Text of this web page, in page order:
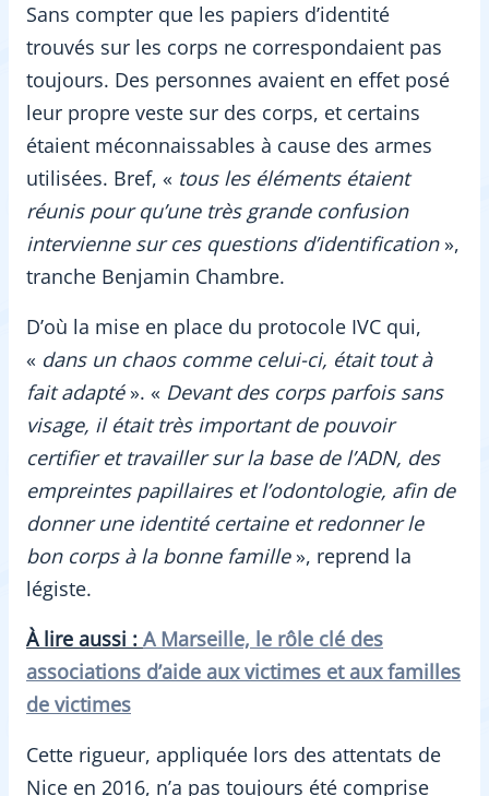
Sans compter que les papiers d’identité
trouvés sur les corps ne correspondaient pas
toujours. Des personnes avaient en effet posé
leur propre veste sur des corps, et certains
étaient méconnaissables à cause des armes
utilisées. Bref, « tous les éléments étaient
réunis pour qu’une très grande confusion
intervienne sur ces questions d’identification»,
tranche Benjamin Chambre.
D’où la mise en place du protocole IVC qui,
« dans un chaos comme celui-ci, était tout à
fait adapté ». « Devant des corps parfois sans
visage, il était très important de pouvoir
certifier et travailler sur la base de l’ADN, des
empreintes papillaires et l’odontologie, afin de
donner une identité certaine et redonner le
bon corps à la bonne famille», reprend la
légiste.
À lire aussi : A Marseille, le rôle clé des
associations d’aide aux victimes et aux familles
de victimes
Cette rigueur, appliquée lors des attentats de
Nice en 2016, n’a pas toujours été comprise